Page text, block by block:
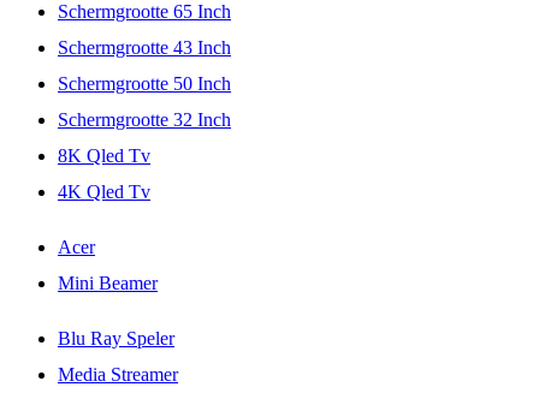
Schermgrootte 65 Inch
Schermgrootte 43 Inch
Schermgrootte 50 Inch
Schermgrootte 32 Inch
8K Qled Tv
4K Qled Tv
Acer
Mini Beamer
Blu Ray Speler
Media Streamer